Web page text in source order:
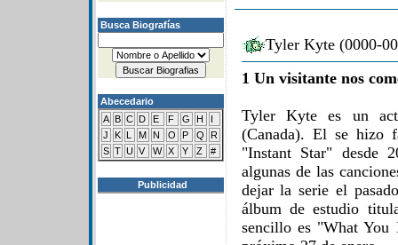
Busca Biografías
Abecedario
A B C D E F G H
I
J
K L M N O P Q
R
S T U V W X Y Z #
Publicidad
Tyler Kyte (0000-
1 Un visitante nos
Tyler Kyte es un
(Canada). El se hizo
"Instant Star" desde
algunas de las
dejar la serie el
álbum de estudio
sencillo es "What You